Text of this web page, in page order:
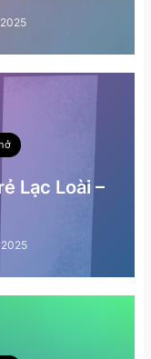
Lạc Loài –